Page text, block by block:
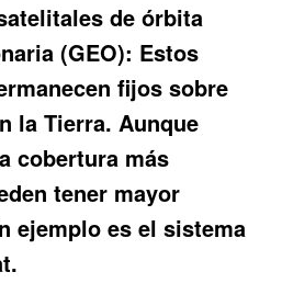
de órbita
(GEO): Estos
fijos sobre
la Tierra. Aunque
cobertura más
tener mayor
ejemplo es el sistema